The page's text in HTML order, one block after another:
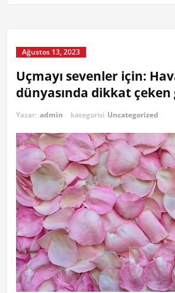
Ağustos 13, 2023
Uçmayı sevenler için:
dünyasında dikkat
Yazar: admin kategorisi Uncategorized